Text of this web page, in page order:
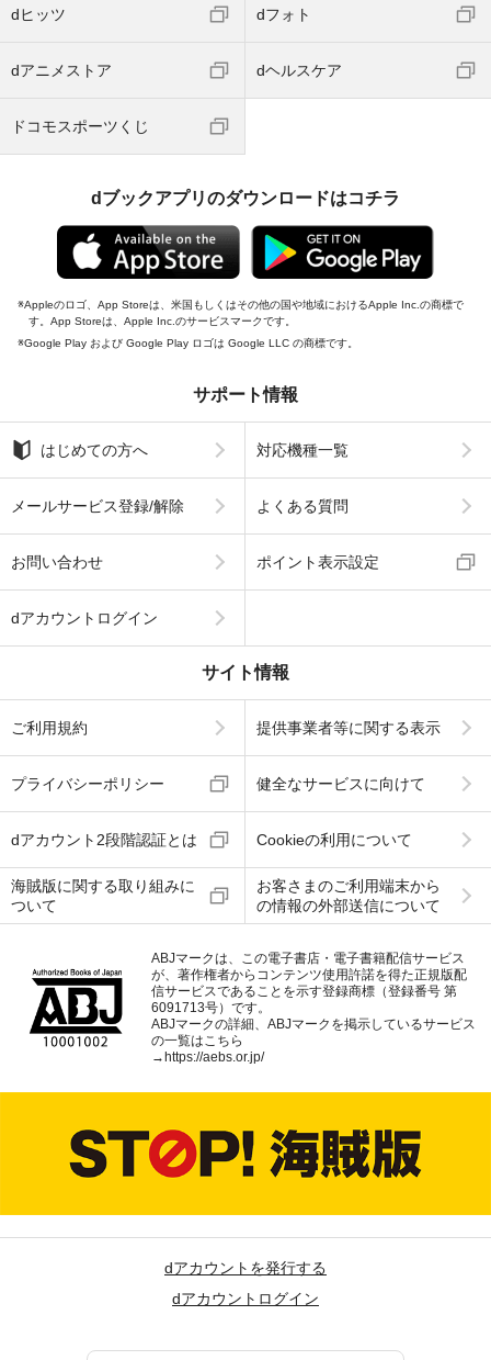
dヒッツ dフォト
dアニメストア dヘルスケア
ドコモスポーツくじ
dブックアプリのダウンロードはコチラ
Appleのロゴ、App Storeは、米国もしくはその他の国や地域におけるApple Inc.の商標で
す。App Storeは、Apple Inc.のサービスマークです。
Google Play および Google Play ロゴは Google LLC の商標です。
サポート情報
はじめての方へ 対応機種一覧
メールサービス登録/解除 よくある質問
お問い合わせ ポイント表示設定
dアカウントログイン
サイト情報
ご利用規約 提供事業者等に関する表示
プライバシーポリシー 健全なサービスに向けて
dアカウント2段階認証とは Cookieの利用について
海賊版に関する取り組みに
ついて
お客さまのご利用端末から
の情報の外部送信について
ABJマークは、この電子書店・電子書籍配信サービス
が、著作権者からコンテンツ使用許諾を得た正規版配
信サービスであることを示す登録商標（登録番号 第
6091713号）です。
ABJマークの詳細、ABJマークを掲示しているサービス
の一覧はこちら
→https://aebs.or.jp/
dアカウントを発行する
dアカウントログイン